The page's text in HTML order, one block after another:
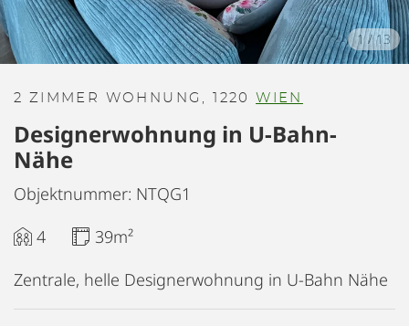
1/13
2 ZIMMER WOHNUNG, 1220 WIEN
Designerwohnung in U-Bahn-
Nähe
Objektnummer: NTQG1
4
39m²
Zentrale, helle Designerwohnung in U-Bahn Nähe